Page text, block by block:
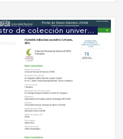
Registro de colección universitaria